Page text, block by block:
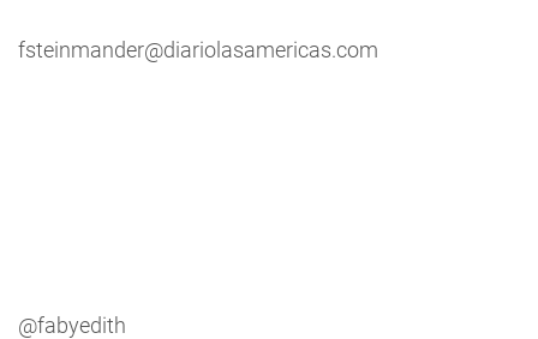
fsteinmander@diariolasamericas.com
@fabyedith